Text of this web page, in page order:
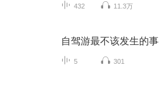
432 11.3万
自驾游最不该发生的事
5 301